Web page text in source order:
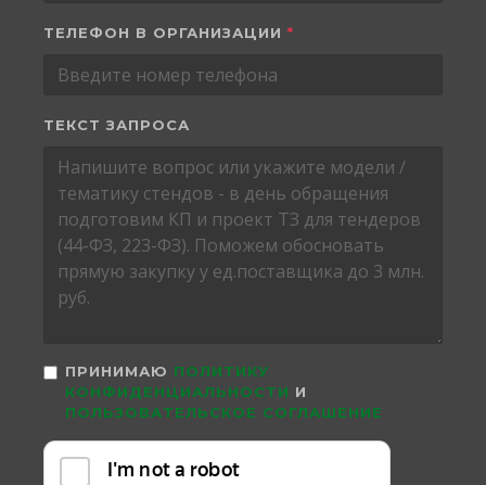
ТЕЛЕФОН В ОРГАНИЗАЦИИ *
ТЕКСТ ЗАПРОСА
ПРИНИМАЮ ПОЛИТИКУ
КОНФИДЕНЦИАЛЬНОСТИ И
ПОЛЬЗОВАТЕЛЬСКОЕ СОГЛАШЕНИЕ